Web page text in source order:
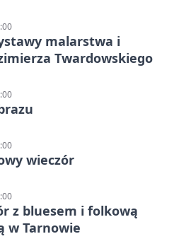
malarstwa i
Twardowskiego
wieczór
z bluesem i folkową
w Tarnowie